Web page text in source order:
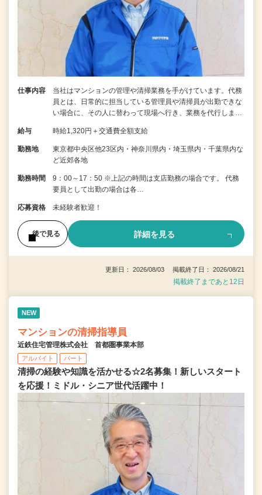
仕事内容
当社はマンションの管理や清掃業務を手がけています。代務
員とは、日常的に担当している管理員や清掃員が出勤できな
い場合に、その人に替わって現場へ行き、業務を代行しま…
給与 時給1,320円＋交通費全額支給
勤務地
東京都中央区他23区内・神奈川県内・埼玉県内・千葉県内な
ど近郊各地
勤務時間
9：00～17：50 ※上記の時間は支店勤務の場合です。 代務
要員として出勤の場合は各…
応募資格 未経験者歓迎！
後で見る 詳細を見る
更新日： 2026/08/03 掲載終了日： 2026/08/21
掲載終了まであと12日
NEW
マンションの清掃指導員
近鉄住宅管理株式会社 首都圏事業本部
アルバイト パート
清掃の経験や知識を活かせる☆2名募集！新しいスタート
を応援！ミドル・シニア世代活躍中！